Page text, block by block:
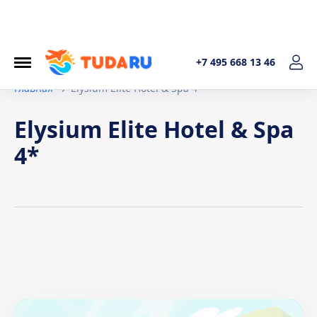
+7 495 668 13 46
Главная
Elysium Elite Hotel & Spa 4*
Elysium Elite Hotel & Spa
4*
безопасности персональных данных, предпринимаемые